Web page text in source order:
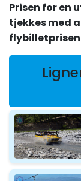
Prisen for en
tjekkes med